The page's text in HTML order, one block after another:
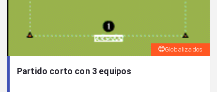
Globalizados
Partido corto con 3 equipos